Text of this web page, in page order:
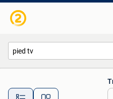
Toutes